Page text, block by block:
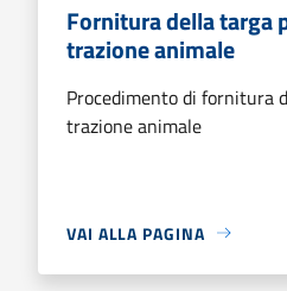
Fornitura della targa
trazione animale
Procedimento di fornitura
trazione animale
VAI ALLA PAGINA